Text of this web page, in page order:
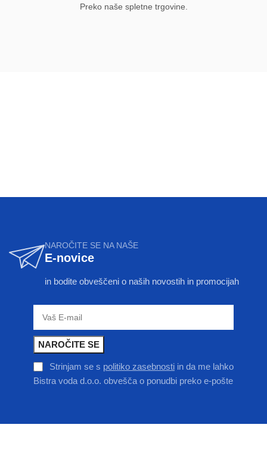
Preko naše spletne trgovine.
NAROČITE SE NA NAŠE
E-novice
in bodite obveščeni o naših novostih in promocijah
Strinjam se s politiko zasebnosti in da me lahko
Bistra voda d.o.o. obvešča o ponudbi preko e-pošte